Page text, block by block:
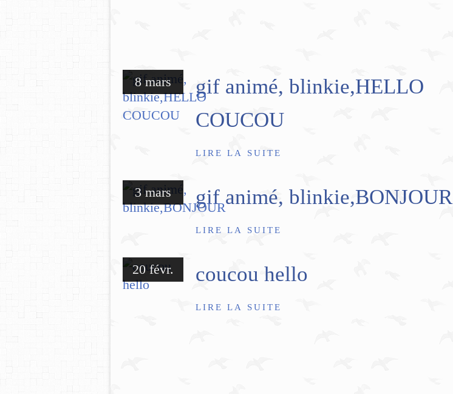
8 mars
gif animé, blinkie,HELLO
COUCOU
LIRE LA SUITE
3 mars gif animé, blinkie,BONJOUR
LIRE LA SUITE
20 févr. coucou hello
LIRE LA SUITE